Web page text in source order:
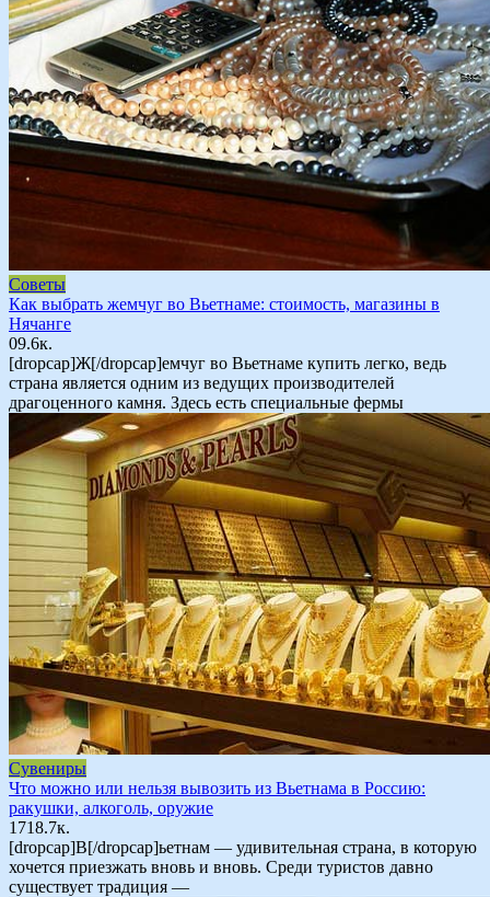
Советы
Как выбрать жемчуг во Вьетнаме: стоимость, магазины в
Нячанге
09.6к.
[dropcap]Ж[/dropcap]емчуг во Вьетнаме купить легко, ведь
страна является одним из ведущих производителей
драгоценного камня. Здесь есть специальные фермы
Сувениры
Что можно или нельзя вывозить из Вьетнама в Россию:
ракушки, алкоголь, оружие
1718.7к.
[dropcap]В[/dropcap]ьетнам — удивительная страна, в которую
хочется приезжать вновь и вновь. Среди туристов давно
существует традиция —